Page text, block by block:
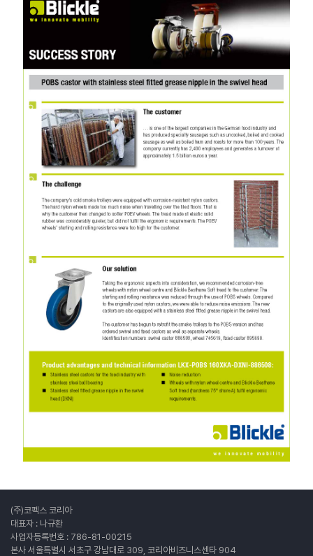
(주)코펙스 코리아
대표자 : 나규환
사업자등록번호 : 786-81-00215
본사 서울특별시 서초구 강남대로 309, 코리아비즈니스센타 904